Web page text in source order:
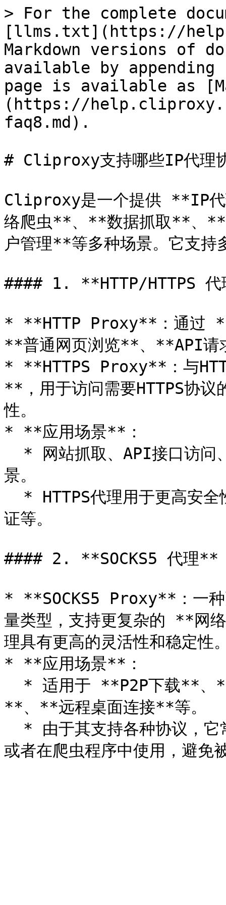
> For the complete
[llms.txt](https://
Markdown versions of
available by
page is available as
(https://
faq8.md).
# Cliproxy支持哪些IP代理
Cliproxy是一个提供 **IP
络爬虫**、**数据抓取**、
户管理**等多种场景。它支持
#### 1. **HTTP/HTTPS
* **HTTP Proxy**：通过
**普通网页浏览**、**API请
* **HTTPS Proxy**：与
**，用于访问需要HTTPS协议
性。
* **应用场景**：
景。
证等。
#### 2. **SOCKS5 代理**
* **SOCKS5 Proxy**：一种
量类型，支持更复杂的 **网
理具有更高的灵活性和稳定性
* **应用场景**：
**、**远程桌面连接**等。